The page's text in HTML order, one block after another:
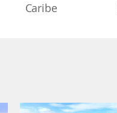
Caribe